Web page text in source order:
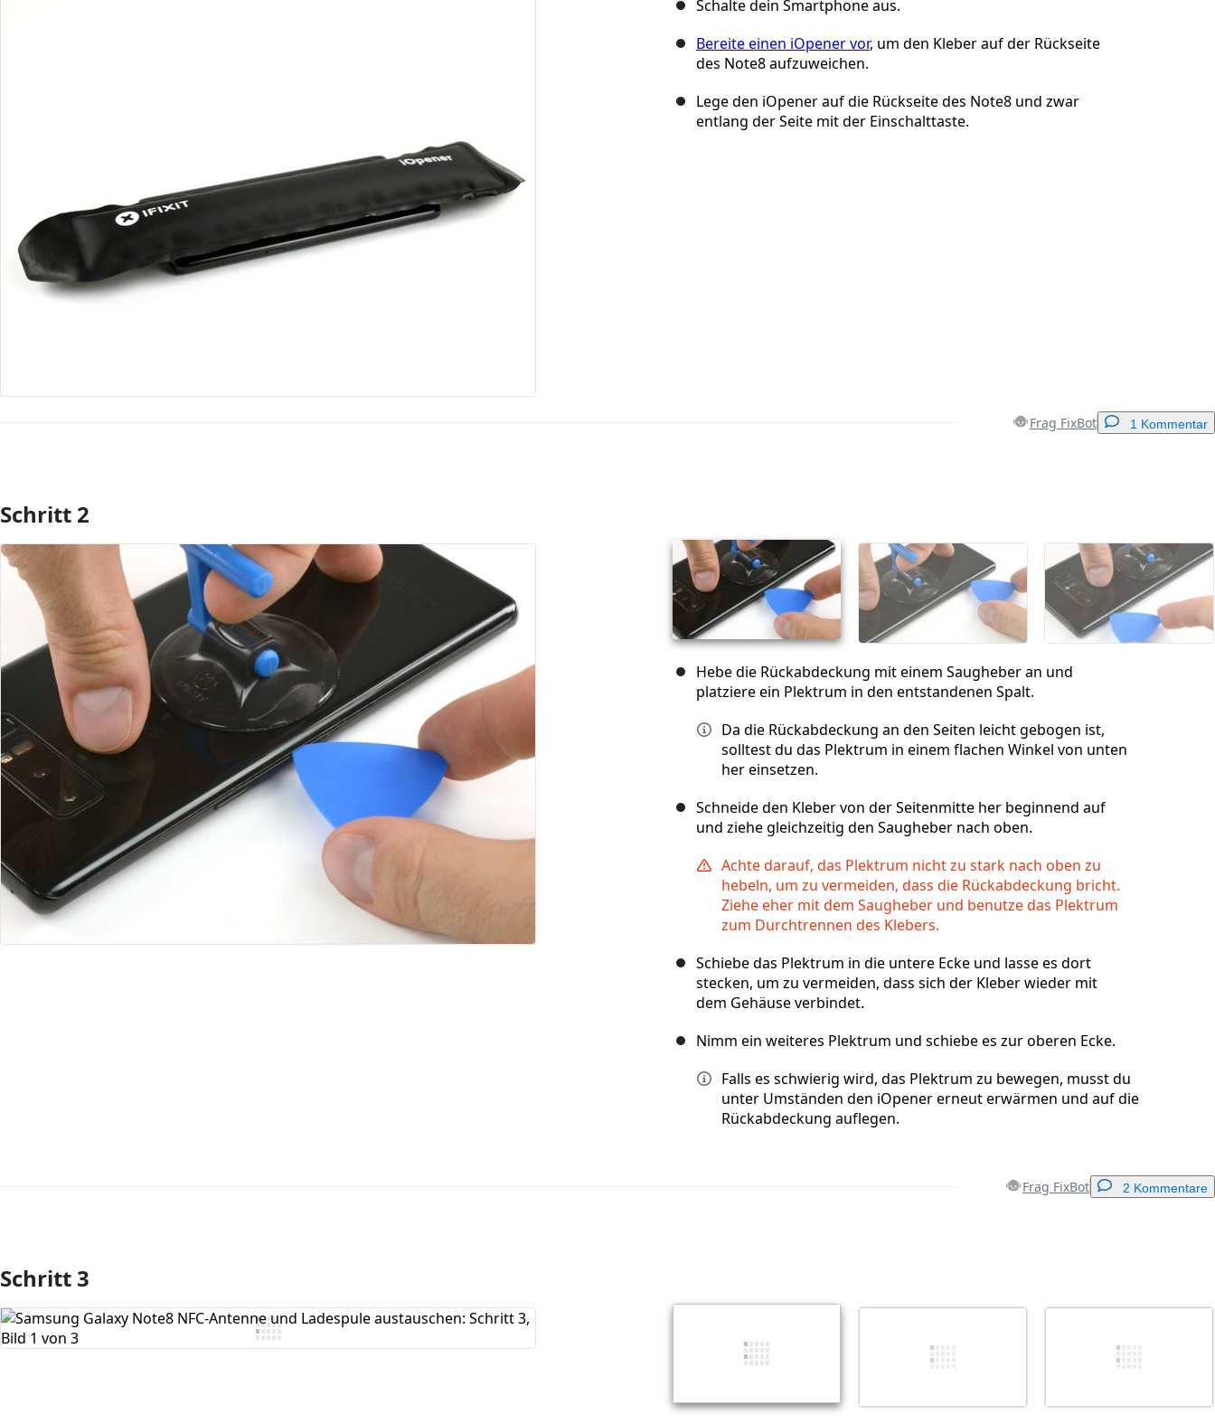
Schalte dein Smartphone aus.
Bereite einen iOpener vor, um den Kleber auf der Rückseite
des Note8 aufzuweichen.
Lege den iOpener auf die Rückseite des Note8 und zwar
entlang der Seite mit der Einschalttaste.
Frag FixBot 1 Kommentar
Kommentar hinzufügen
Abbrechen Kommentieren
Schritt 2
Hebe die Rückabdeckung mit einem Saugheber an und
platziere ein Plektrum in den entstandenen Spalt.
Da die Rückabdeckung an den Seiten leicht gebogen ist,
solltest du das Plektrum in einem flachen Winkel von unten
her einsetzen.
Schneide den Kleber von der Seitenmitte her beginnend auf
und ziehe gleichzeitig den Saugheber nach oben.
Achte darauf, das Plektrum nicht zu stark nach oben zu
hebeln, um zu vermeiden, dass die Rückabdeckung bricht.
Ziehe eher mit dem Saugheber und benutze das Plektrum
zum Durchtrennen des Klebers.
Schiebe das Plektrum in die untere Ecke und lasse es dort
stecken, um zu vermeiden, dass sich der Kleber wieder mit
dem Gehäuse verbindet.
Nimm ein weiteres Plektrum und schiebe es zur oberen Ecke.
Falls es schwierig wird, das Plektrum zu bewegen, musst du
unter Umständen den iOpener erneut erwärmen und auf die
Rückabdeckung auflegen.
Frag FixBot 2 Kommentare
Kommentar hinzufügen
Kommentieren
Schritt 3